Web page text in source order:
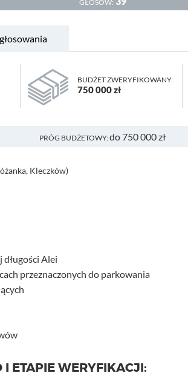
GŁOSÓW:
BUDŻET ZWERYFIKOWANY:
750 000 zł
PRÓG BUDŻETOWY:do 750 000 zł
Kleczków)
Alei
przeznaczonych do parkowania
ETAPIE WERYFIKACJI: